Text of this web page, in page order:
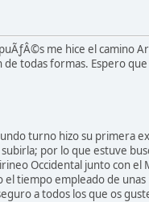
me hice el camino
todas formas. Espero
turno hizo su primera
por lo que estuve
Occidental junto con el
tiempo empleado de
a todos los que os